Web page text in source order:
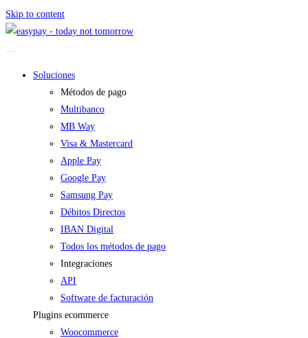
Skip to content
Soluciones
Métodos de pago
Multibanco
MB Way
Visa & Mastercard
Apple Pay
Google Pay
Samsung Pay
Débitos Directos
IBAN Digital
Todos los métodos de pago
Integraciones
API
Software de facturación
Plugins ecommerce
Woocommerce